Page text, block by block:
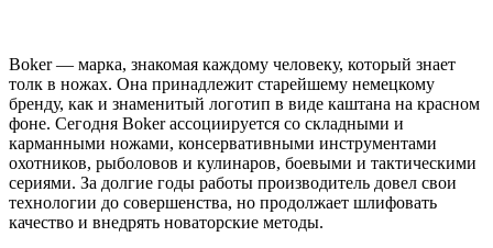
Boker — марка, знакомая каждому человеку, который знает
толк в ножах. Она принадлежит старейшему немецкому
бренду, как и знаменитый логотип в виде каштана на красном
фоне. Сегодня Boker ассоциируется со складными и
карманными ножами, консервативными инструментами
охотников, рыболовов и кулинаров, боевыми и тактическими
сериями. За долгие годы работы производитель довел свои
технологии до совершенства, но продолжает шлифовать
качество и внедрять новаторские методы.